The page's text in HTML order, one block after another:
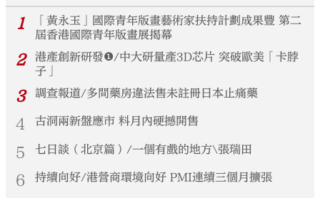
1
「黃永玉」國際青年版畫藝術家扶持計劃成果豐 第二
屆香港國際青年版畫展揭幕
2
港產創新研發❶/中大研量產3D芯片 突破歐美「卡脖
子」
3 調查報道/多間藥房違法售未註冊日本止痛藥
4 古洞兩新盤應市 料月內硬撼開售
5 七日談（北京篇）/一個有戲的地方\張瑞田
6 持續向好/港營商環境向好 PMI連續三個月擴張